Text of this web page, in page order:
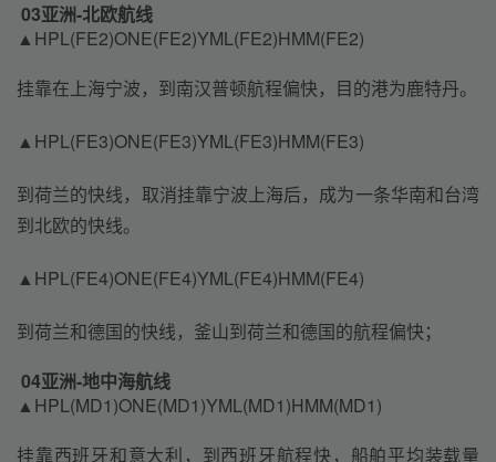
03亚洲-北欧航线
▲HPL(FE2)ONE(FE2)YML(FE2)HMM(FE2)
挂靠在上海宁波，到南汉普顿航程偏快，目的港为鹿特丹。
▲HPL(FE3)ONE(FE3)YML(FE3)HMM(FE3)
到荷兰的快线，取消挂靠宁波上海后，成为一条华南和台湾
到北欧的快线。
▲HPL(FE4)ONE(FE4)YML(FE4)HMM(FE4)
到荷兰和德国的快线，釜山到荷兰和德国的航程偏快；
04亚洲-地中海航线
▲HPL(MD1)ONE(MD1)YML(MD1)HMM(MD1)
挂靠西班牙和意大利，到西班牙航程快，船舶平均装载量